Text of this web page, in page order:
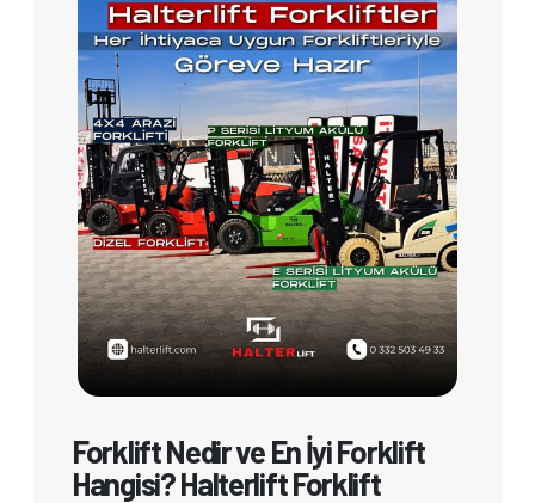
Forklift Nedir ve En İyi Forklift
Hangisi? Halterlift Forklift